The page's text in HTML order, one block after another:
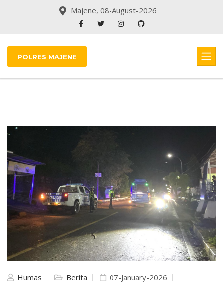
Majene, 08-August-2026
POLRES MAJENE
Humas Berita 07-January-2026